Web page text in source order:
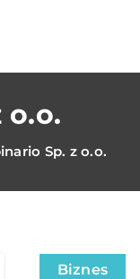
o.o.
Sp. z o.o.
Biznes